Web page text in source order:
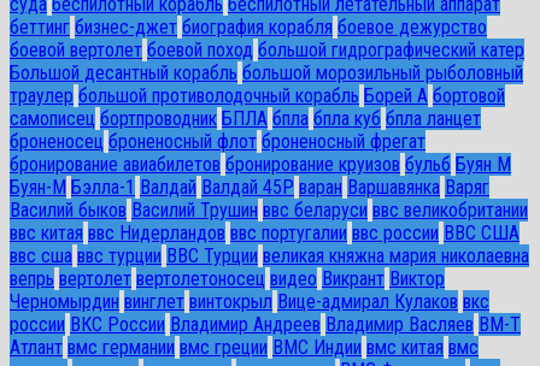
суда беспилотный корабль беспилотный летательный аппарат
беттинг бизнес-джет биография корабля боевое дежурство
боевой вертолет боевой поход большой гидрографический катер
Большой десантный корабль большой морозильный рыболовный
траулер большой противолодочный корабль Борей А бортовой
самописец бортпроводник БПЛА бпла бпла куб бпла ланцет
броненосец броненосный флот броненосный фрегат
бронирование авиабилетов бронирование круизов бульб Буян М
Буян-М Бэлла-1 Валдай Валдай 45Р варан Варшавянка Варяг
Василий быков Василий Трушин ввс беларуси ввс великобритании
ввс китая ввс Нидерландов ввс португалии ввс россии ВВС США
ввс сша ввс турции ВВС Турции великая княжна мария николаевна
вепрь вертолет вертолетоносец видео Викрант Виктор
Черномырдин винглет винтокрыл Вице-адмирал Кулаков вкс
россии ВКС России Владимир Андреев Владимир Васляев ВМ-Т
Атлант вмс германии вмс греции ВМС Индии вмс китая вмс